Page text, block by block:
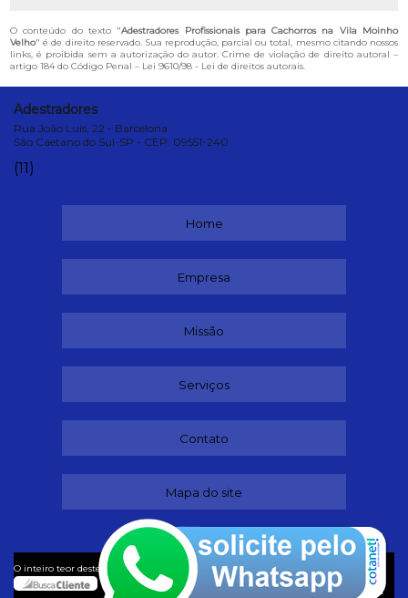
O conteúdo do texto "Adestradores Profissionais para Cachorros na Vila Moinho
Velho" é de direito reservado. Sua reprodução, parcial ou total, mesmo citando nossos
links, é proibida sem a autorização do autor. Crime de violação de direito autoral –
artigo 184 do Código Penal – Lei 9610/98 - Lei de direitos autorais.
Adestradores
Rua João Luís, 22 - Barcelona
São Caetano do Sul-SP - CEP: 09551-240
(11)
Home
Empresa
Missão
Serviços
Contato
Mapa do site
O inteiro teor deste site está sujeito à proteção de direitos autorais. Copyright
Adestradores (Lei 9610 de 19/02/1998)